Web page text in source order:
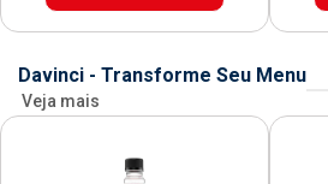
Davinci - Transforme Seu Menu
Veja mais